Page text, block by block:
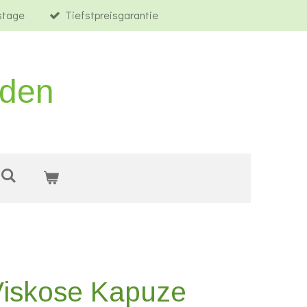
Tiefstpreisgarantie
Kapuze